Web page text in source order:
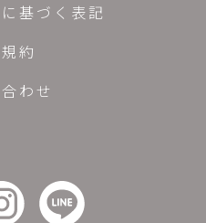
基づく表記
約
わせ